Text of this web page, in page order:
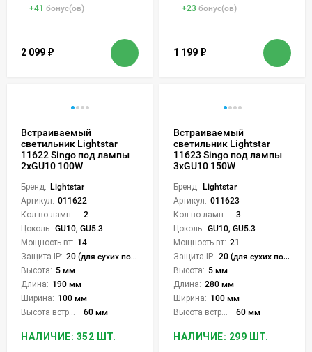
+41 бонус(ов)
2 099 ₽
+23 бонус(ов)
1 199 ₽
Встраиваемый
светильник Lightstar
11622 Singo под лампы
2xGU10 100W
Бренд: Lightstar
Артикул: 011622
2
Цоколь: GU10, GU5.3
Мощность вт: 14
Защита IP: 20 (для сухих пом.)
Высота: 5 мм
Длина: 190 мм
Ширина: 100 мм
60 мм
НАЛИЧИЕ: 352 ШТ.
Встраиваемый
светильник Lightstar
11623 Singo под лампы
3xGU10 150W
Бренд: Lightstar
Артикул: 011623
3
Цоколь: GU10, GU5.3
Мощность вт: 21
Защита IP: 20 (для сухих пом.)
Высота: 5 мм
Длина: 280 мм
Ширина: 100 мм
60 мм
НАЛИЧИЕ: 299 ШТ.